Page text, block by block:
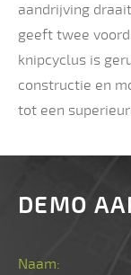
aandrijving
geeft twee
knipcyclus is
constructie en
tot een
DEMO
Naam: